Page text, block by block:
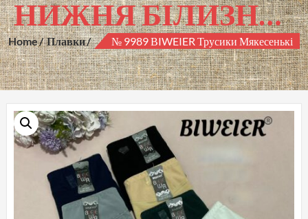
НИЖНЯ БІЛИЗНА ГУРТОМ
Home Плавки № 9989 ВIWEIER Трусики Мякесенькі